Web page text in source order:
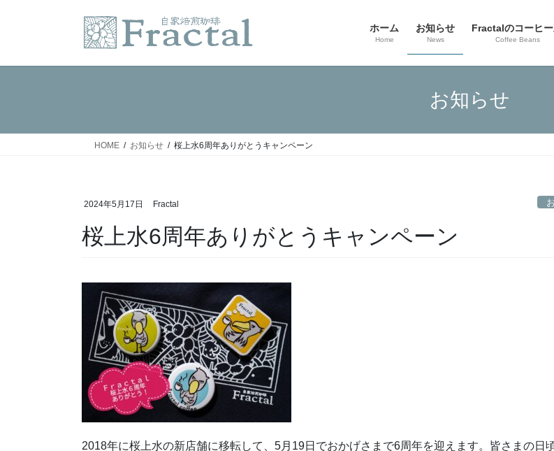
ホーム
Home
お知らせ
News
Fractalのコーヒ
Coffee Beans
お知らせ
HOME お知らせ 桜上水6周年ありがとうキャンペーン
2024年5月17日 Fractal
桜上水6周年ありがとうキャンペーン
2018年に桜上水の新店舗に移転して、5月19日でおかげさまで6周年を迎えます。皆さまの日